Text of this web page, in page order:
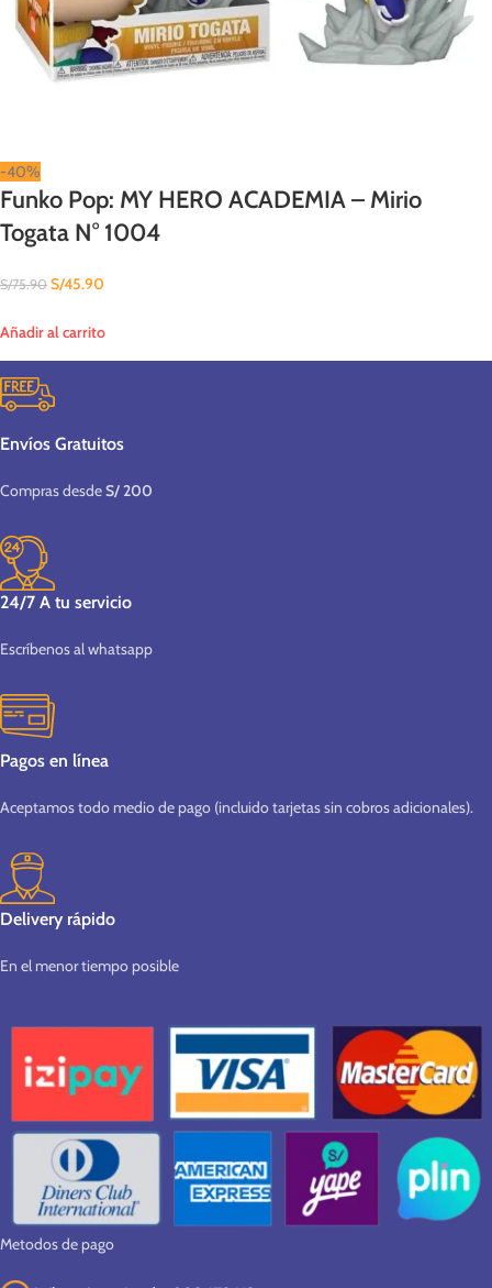
-40%
Funko Pop: MY HERO ACADEMIA – Mirio
Togata N° 1004
S/75.90 S/45.90
Añadir al carrito
Envíos Gratuitos
Compras desdeS/ 200
24/7 A tu servicio
Escríbenos al whatsapp
Pagos en línea
Aceptamos todo medio de pago (incluido tarjetas sin cobros adicionales).
Delivery rápido
En el menor tiempo posible
Metodos de pago